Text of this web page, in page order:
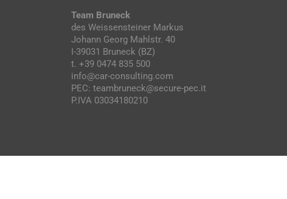
Team Bruneck
des Weissensteiner Markus
Johann Georg Mahlstr. 40
I-39031 Bruneck (BZ)
t. +39 0474 835 500
info@car-consulting.com
PEC: teambruneck@secure-pec.it
P.IVA 03034180210